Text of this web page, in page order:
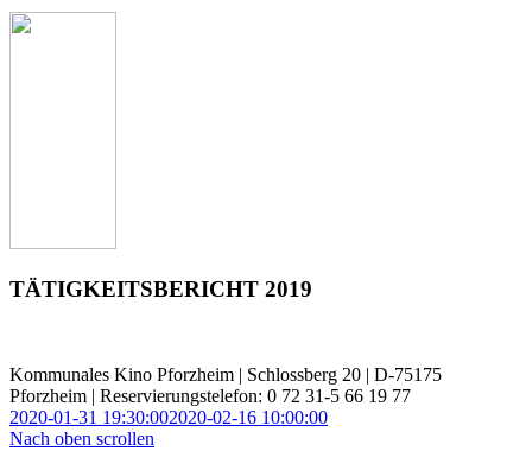
TÄTIGKEITSBERICHT 2019
Kommunales Kino Pforzheim | Schlossberg 20 | D-75175
Pforzheim | Reservierungstelefon: 0 72 31-5 66 19 77
2020-01-31 19:30:002020-02-16 10:00:00
Nach oben scrollen